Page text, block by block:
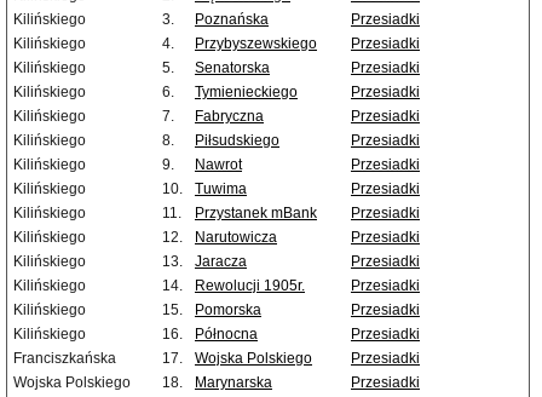
Kilińskiego
3. Poznańska
Przesiadki
Kilińskiego
4. Przybyszewskiego
Przesiadki
Kilińskiego
5. Senatorska
Przesiadki
Kilińskiego
6. Tymienieckiego
Przesiadki
Kilińskiego
7. Fabryczna
Przesiadki
Kilińskiego
8. Piłsudskiego
Przesiadki
Kilińskiego
9. Nawrot
Przesiadki
Kilińskiego
10. Tuwima
Przesiadki
Kilińskiego
11. Przystanek mBank
Przesiadki
Kilińskiego
12. Narutowicza
Przesiadki
Kilińskiego
13. Jaracza
Przesiadki
Kilińskiego
14. Rewolucji 1905r.
Przesiadki
Kilińskiego
15. Pomorska
Przesiadki
Kilińskiego
16. Północna
Przesiadki
Franciszkańska
17. Wojska Polskiego
Przesiadki
Wojska Polskiego
18. Marynarska
Przesiadki